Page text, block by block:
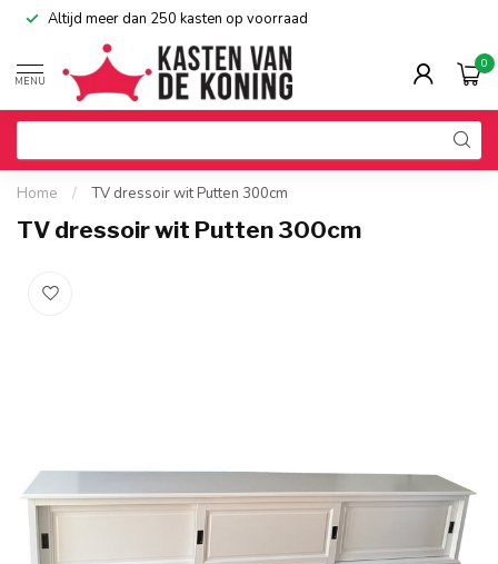
Altijd meer dan 250 kasten op voorraad
MENU
0
Home / TV dressoir wit Putten 300cm
TV dressoir wit Putten 300cm